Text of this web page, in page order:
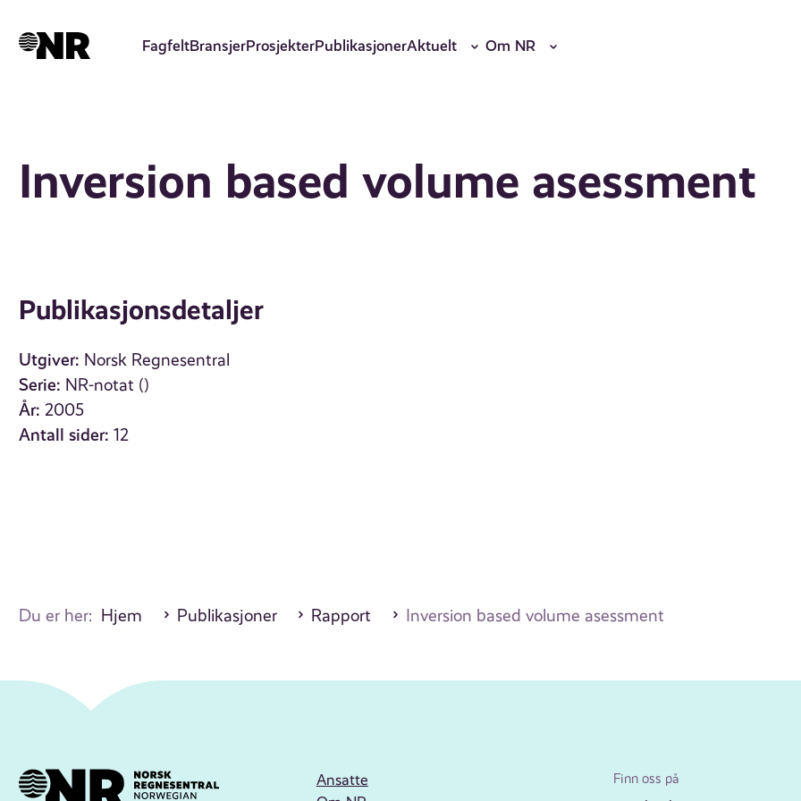
hovedinnhold
FagfeltBransjerProsjekterPublikasjonerAktuelt Om NR
Inversion based volume asessment
Publikasjonsdetaljer
Utgiver: Norsk Regnesentral
Serie: NR-notat ()
År: 2005
Antall sider: 12
Du er her: Hjem Publikasjoner Rapport Inversion based volume asessment
Ansatte
Finn oss på